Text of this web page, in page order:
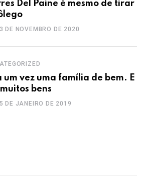
Del Paine é mesmo de tirar
DE NOVEMBRO DE 2020
um vez uma família de bem. E
bens
DE JANEIRO DE 2019